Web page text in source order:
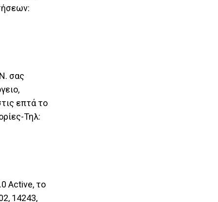
σας
επτά το
Τηλ:
Active, το
14243,